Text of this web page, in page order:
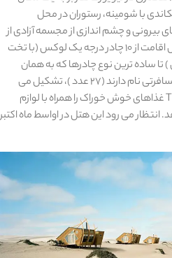
سواحل دیدنی بوشهر
1402-11-24
خلیج عربی یا خلیج
فارس؟
قوم کرمانج و کردهای
1402-09-22
سرزمین موج های آبی